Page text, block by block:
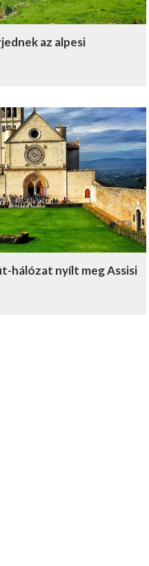
az alpesi
hálózat nyílt meg Assisi